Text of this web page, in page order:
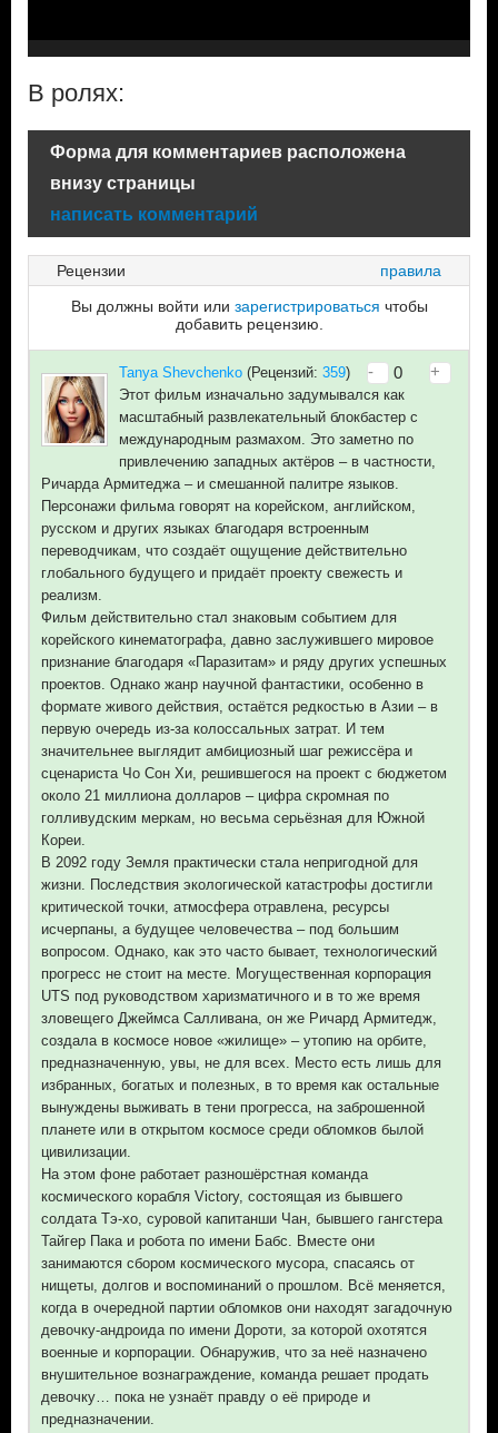
В ролях:
Форма для комментариев расположена
внизу страницы
написать комментарий
Рецензии
правила
Вы должны войти или зарегистрироваться чтобы
добавить рецензию.
- 0 +
Tanya Shevchenko (Рецензий: 359)
Этот фильм изначально задумывался как
масштабный развлекательный блокбастер с
международным размахом. Это заметно по
привлечению западных актёров – в частности,
Ричарда Армитеджа – и смешанной палитре языков.
Персонажи фильма говорят на корейском, английском,
русском и других языках благодаря встроенным
переводчикам, что создаёт ощущение действительно
глобального будущего и придаёт проекту свежесть и
реализм.
Фильм действительно стал знаковым событием для
корейского кинематографа, давно заслужившего мировое
признание благодаря «Паразитам» и ряду других успешных
проектов. Однако жанр научной фантастики, особенно в
формате живого действия, остаётся редкостью в Азии – в
первую очередь из-за колоссальных затрат. И тем
значительнее выглядит амбициозный шаг режиссёра и
сценариста Чо Сон Хи, решившегося на проект с бюджетом
около 21 миллиона долларов – цифра скромная по
голливудским меркам, но весьма серьёзная для Южной
Кореи.
В 2092 году Земля практически стала непригодной для
жизни. Последствия экологической катастрофы достигли
критической точки, атмосфера отравлена, ресурсы
исчерпаны, а будущее человечества – под большим
вопросом. Однако, как это часто бывает, технологический
прогресс не стоит на месте. Могущественная корпорация
UTS под руководством харизматичного и в то же время
зловещего Джеймса Салливана, он же Ричард Армитедж,
создала в космосе новое «жилище» – утопию на орбите,
предназначенную, увы, не для всех. Место есть лишь для
избранных, богатых и полезных, в то время как остальные
вынуждены выживать в тени прогресса, на заброшенной
планете или в открытом космосе среди обломков былой
цивилизации.
На этом фоне работает разношёрстная команда
космического корабля Victory, состоящая из бывшего
солдата Тэ-хо, суровой капитанши Чан, бывшего гангстера
Тайгер Пака и робота по имени Бабс. Вместе они
занимаются сбором космического мусора, спасаясь от
нищеты, долгов и воспоминаний о прошлом. Всё меняется,
когда в очередной партии обломков они находят загадочную
девочку-андроида по имени Дороти, за которой охотятся
военные и корпорации. Обнаружив, что за неё назначено
внушительное вознаграждение, команда решает продать
девочку… пока не узнаёт правду о её природе и
предназначении.